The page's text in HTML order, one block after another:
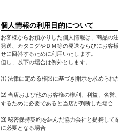
個人情報の利用目的について
お客様からお預かりした個人情報は、商品の
発送、カタログやＤＭ等の発送ならびにお客
せに回答するために利用いたします。
但し、以下の場合は例外とします。
⑴ 法律に定める権限に基づき開示を求められ
⑵ 当店および他のお客様の権利、利益、名誉
するために必要であると当店が判断した場合
⑶ 秘密保持契約を結んだ協力会社と提携して
に必要となる場合